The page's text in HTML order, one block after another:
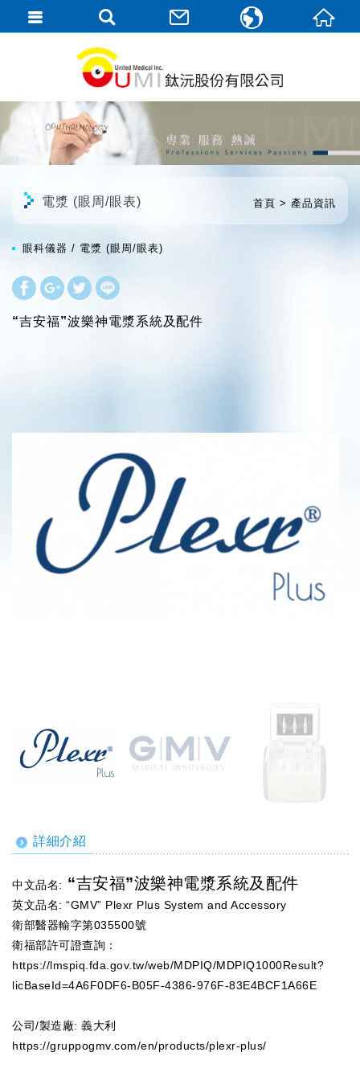
首頁 產品資訊
電漿 (眼周/眼表)
眼科儀器 電漿 (眼周/眼表)
“吉安福”波樂神電漿系統及配件
詳細介紹
中文品名: “吉安福”波樂神電漿系統及配件
英文品名: “GMV” Plexr Plus System and Accessory
衛部醫器輸字第035500號
衛福部許可證查詢：
https://lmspiq.fda.gov.tw/web/MDPIQ/MDPIQ1000Result?
licBaseId=4A6F0DF6-B05F-4386-976F-83E4BCF1A66E
公司/製造廠: 義大利
https://gruppogmv.com/en/products/plexr-plus/
English